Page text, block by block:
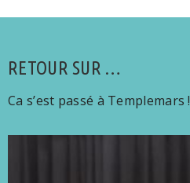
RETOUR SUR …
Ca s’est passé à Templemars !